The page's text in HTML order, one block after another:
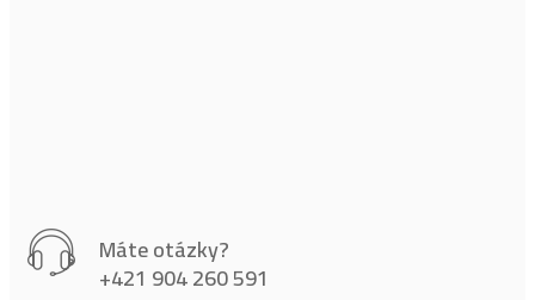
Máte otázky?
+421 904 260 591